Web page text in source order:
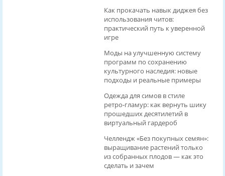
Как прокачать навык диджея без
использования читов:
практический путь к уверенной
игре
Моды на улучшенную систему
программ по сохранению
культурного наследия: новые
подходы и реальные примеры
Одежда для симов в стиле
ретро‑гламур: как вернуть шику
прошедших десятилетий в
виртуальный гардероб
Челлендж «Без покупных семян»:
выращивание растений только
из собранных плодов — как это
сделать и зачем